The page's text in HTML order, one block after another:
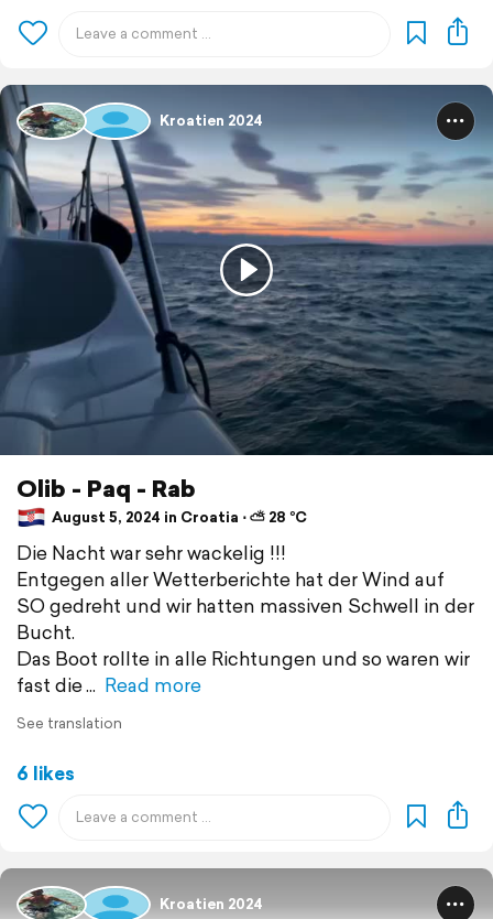
Kroatien 2024
Olib - Paq - Rab
August 5, 2024 in Croatia ⋅ ⛅ 28 °C
Die Nacht war sehr wackelig !!!
Entgegen aller Wetterberichte hat der Wind auf
SO gedreht und wir hatten massiven Schwell in der
Bucht.
Das Boot rollte in alle Richtungen und so waren wir
fast die
Read more
See translation
6 likes
Kroatien 2024